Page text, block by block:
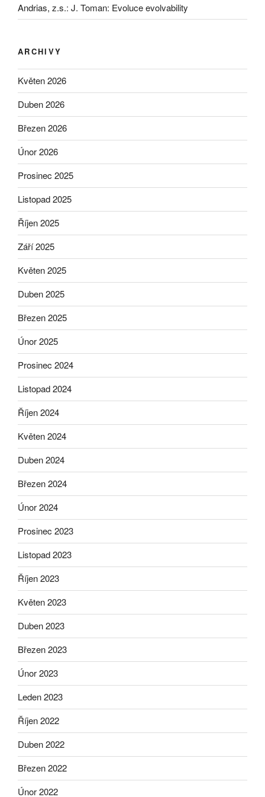
Andrias, z.s.: J. Toman: Evoluce evolvability
ARCHIVY
Květen 2026
Duben 2026
Březen 2026
Únor 2026
Prosinec 2025
Listopad 2025
Říjen 2025
Září 2025
Květen 2025
Duben 2025
Březen 2025
Únor 2025
Prosinec 2024
Listopad 2024
Říjen 2024
Květen 2024
Duben 2024
Březen 2024
Únor 2024
Prosinec 2023
Listopad 2023
Říjen 2023
Květen 2023
Duben 2023
Březen 2023
Únor 2023
Leden 2023
Říjen 2022
Duben 2022
Březen 2022
Únor 2022